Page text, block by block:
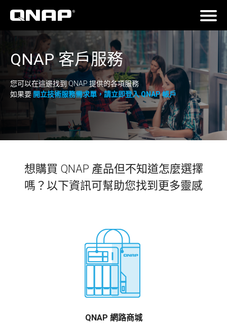
QNAP 客戶服務
您可以在這邊找到 QNAP 提供的各項服務
如果要 開立技術服務需求單，請立即登入 QNAP 帳戶
想購買 QNAP 產品但不知道怎麼選擇
嗎？以下資訊可幫助您找到更多靈感
QNAP 網路商城